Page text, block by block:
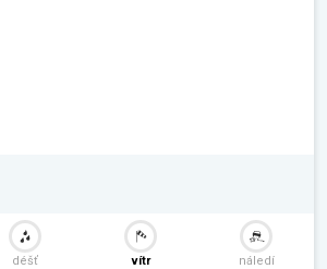
déšť vítr náledí